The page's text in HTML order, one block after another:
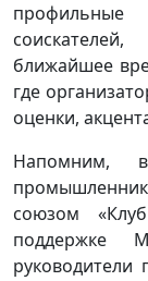
ближайшее
где
оценки,
Напомним,
союзом
поддержке